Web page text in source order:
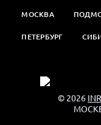
МОСКВА
ПЕТЕРБУРГ
© 2026